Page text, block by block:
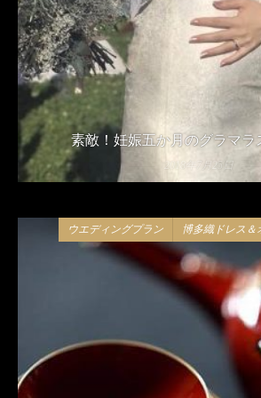
素敵！妊娠五か月のグラマラ
2018年7月25日
ウエディングプラン 博多織ドレス＆